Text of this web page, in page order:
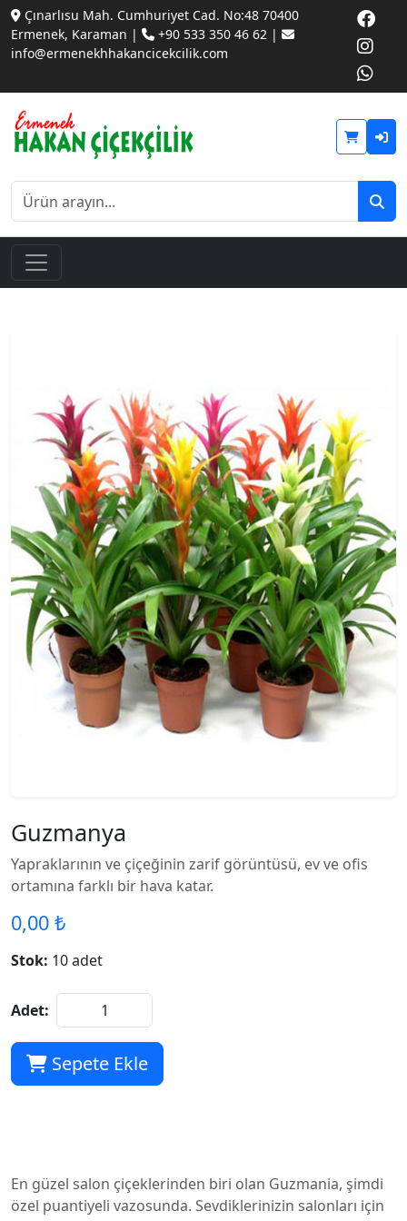
Çınarlısu Mah. Cumhuriyet Cad. No:48 70400
Ermenek, Karaman |
+90 533 350 46 62 |
info@ermenekhhakancicekcilik.com
Guzmanya
Yapraklarının ve çiçeğinin zarif görüntüsü, ev ve ofis
ortamına farklı bir hava katar.
0,00 ₺
Stok: 10 adet
Adet:
Sepete Ekle
En güzel salon çiçeklerinden biri olan Guzmania, şimdi
özel puantiyeli vazosunda. Sevdiklerinizin salonları için